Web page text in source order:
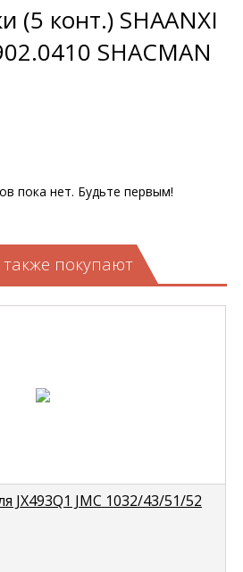
(5 конт.) SHAANXI
SHACMAN
пока нет. Будьте первым!
покупают
JX493Q1 JMC 1032/43/51/52